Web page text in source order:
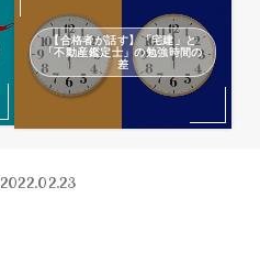
【合格者が話す】「宅建」と
「不動産鑑定士」の勉強時間の
差
2022.02.23